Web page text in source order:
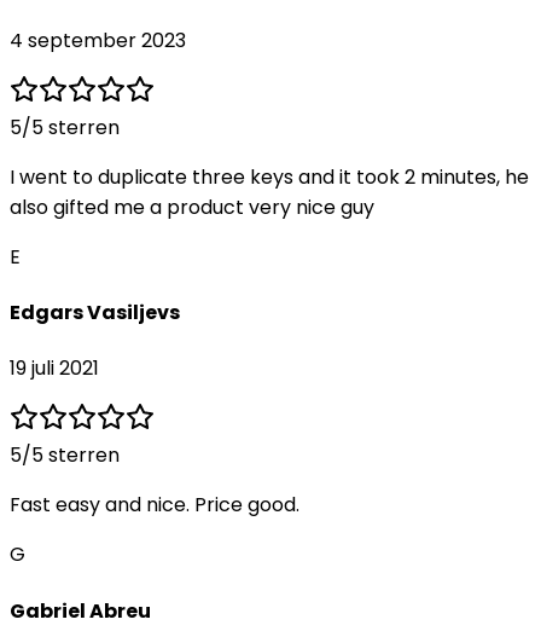
4 september 2023
5/5 sterren
I went to duplicate three keys and it took 2 minutes, he
also gifted me a product very nice guy
E
Edgars Vasiljevs
19 juli 2021
5/5 sterren
Fast easy and nice. Price good.
G
Gabriel Abreu